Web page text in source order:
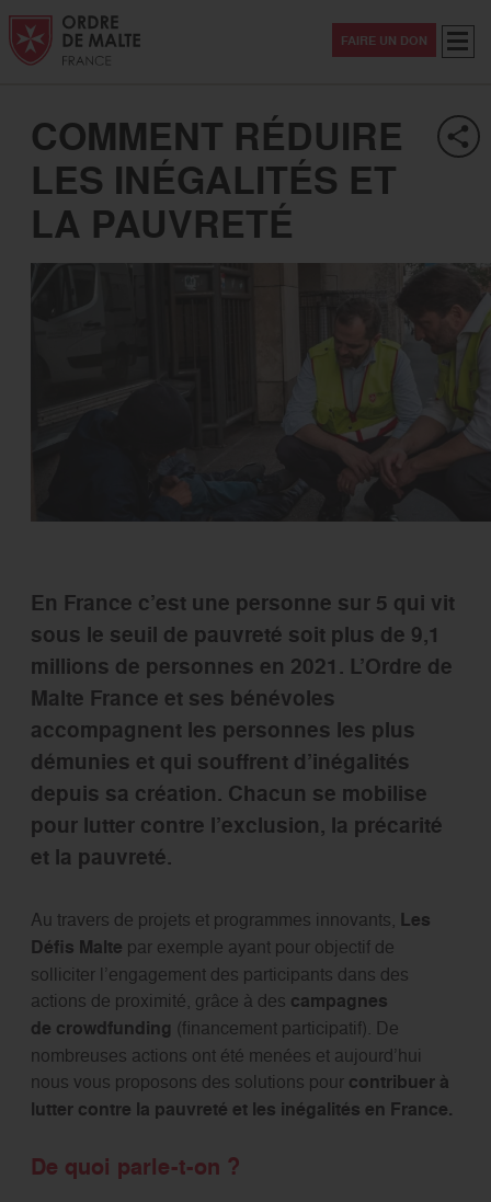
Aller au contenu
Aller à la recherche
Aller au menu
FAIRE UN DON
COMMENT RÉDUIRE
LES INÉGALITÉS ET
LA PAUVRETÉ
En France c’est une personne sur 5 qui vit
sous le seuil de pauvreté soit plus de 9,1
millions de personnes en 2021. L’Ordre de
Malte France et ses bénévoles
accompagnent les personnes les plus
démunies et qui souffrent d’inégalités
depuis sa création. Chacun se mobilise
pour lutter contre l’exclusion, la précarité
et la pauvreté.
Au travers de projets et programmes innovants, Les
Défis Malte par exemple ayant pour objectif de
solliciter l’engagement des participants dans des
actions de proximité, grâce à des campagnes
de crowdfunding (financement participatif). De
nombreuses actions ont été menées et aujourd’hui
nous vous proposons des solutions pour contribuer à
lutter contre la pauvreté et les inégalités en France.
De quoi parle-t-on ?